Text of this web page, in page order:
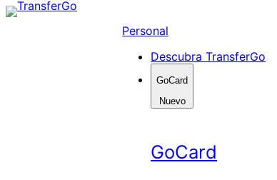
Skip
Personal
Descubra TransferGo
GoCard
Nuevo
GoCard